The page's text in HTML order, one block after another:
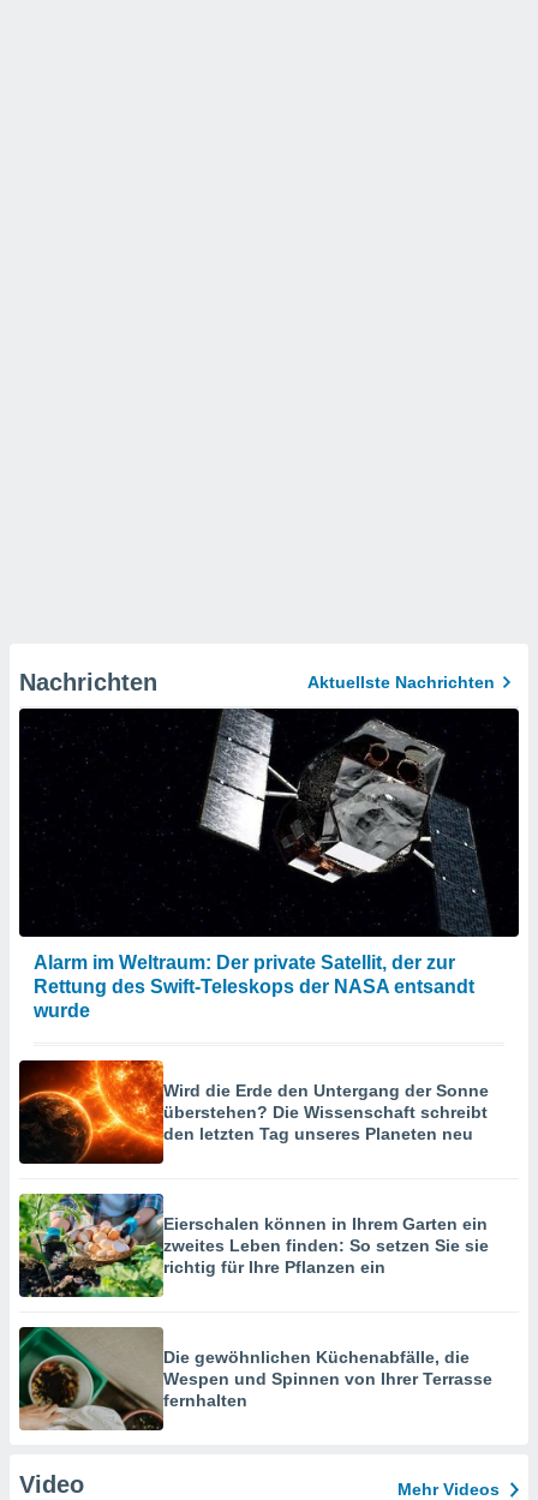
Nachrichten Aktuellste Nachrichten
Alarm im Weltraum: Der private Satellit, der zur
Rettung des Swift-Teleskops der NASA entsandt
wurde
Wird die Erde den Untergang der Sonne
überstehen? Die Wissenschaft schreibt
den letzten Tag unseres Planeten neu
Eierschalen können in Ihrem Garten ein
zweites Leben finden: So setzen Sie sie
richtig für Ihre Pflanzen ein
Die gewöhnlichen Küchenabfälle, die
Wespen und Spinnen von Ihrer Terrasse
fernhalten
Video Mehr Videos